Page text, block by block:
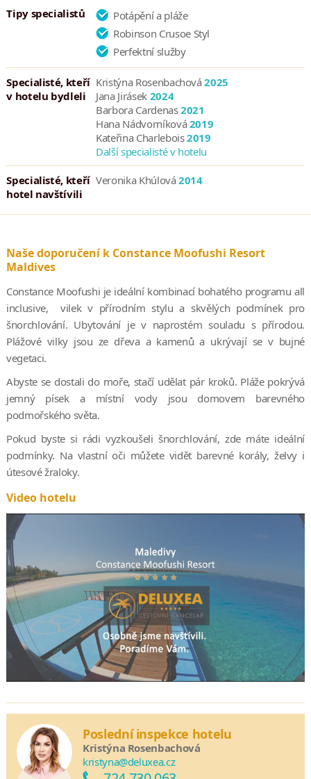
Tipy specialistů
Potápění a pláže
Robinson Crusoe Styl
Perfektní služby
Specialisté, kteří
v hotelu bydleli
Kristýna Rosenbachová2025
Jana Jirásek 2024
Barbora Cardenas2021
Hana Nádvorníková2019
Kateřina Charlebois2019
Další specialisté v hotelu
Specialisté, kteří
hotel navštívili
Veronika Khúlová2014
Naše doporučení k Constance Moofushi Resort
Maldives
Constance Moofushi je ideální kombinací bohatého programu all
inclusive, vilek v přírodním stylu a skvělých podmínek pro
šnorchlování. Ubytování je v naprostém souladu s přírodou.
Plážové vilky jsou ze dřeva a kamenů a ukrývají se v bujné
vegetaci.
Abyste se dostali do moře, stačí udělat pár kroků. Pláže pokrývá
jemný písek a místní vody jsou domovem barevného
podmořského světa.
Pokud byste si rádi vyzkoušeli šnorchlování, zde máte ideální
podmínky. Na vlastní oči můžete vidět barevné korály, želvy i
útesové žraloky.
Video hotelu
Poslední inspekce hotelu
Kristýna Rosenbachová
kristyna@deluxea.cz